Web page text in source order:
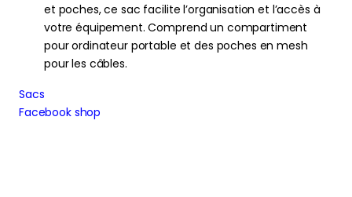
et poches, ce sac facilite l’organisation et l’accès à
votre équipement. Comprend un compartiment
pour ordinateur portable et des poches en mesh
pour les câbles.
Sacs
Facebook shop